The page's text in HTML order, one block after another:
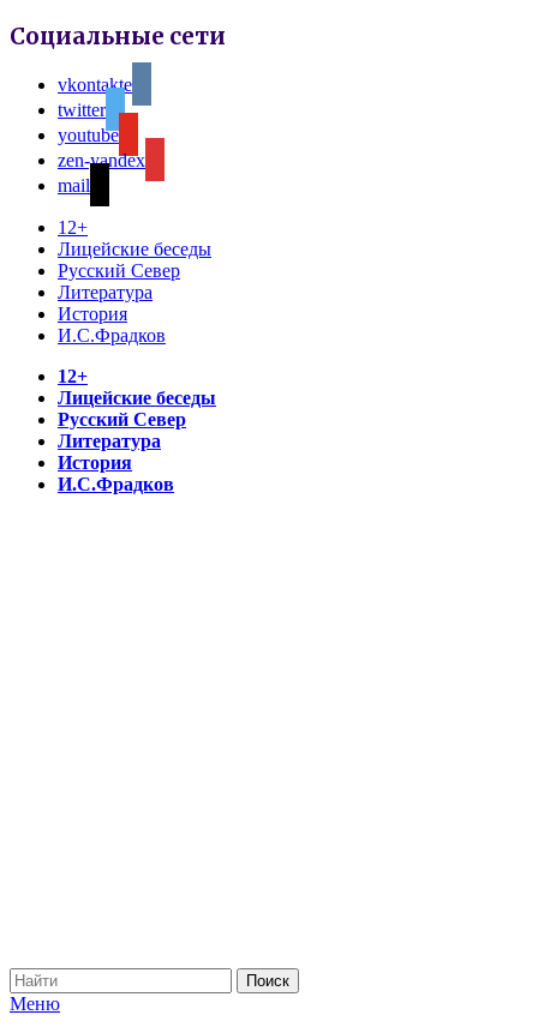
Социальные сети
vkontakte
twitter
youtube
zen-yandex
mail
12+
Лицейские беседы
Русский Север
Литература
История
И.С.Фрадков
12+
Лицейские беседы
Русский Север
Литература
История
И.С.Фрадков
Меню